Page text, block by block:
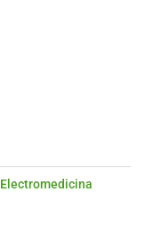
Electromedicina